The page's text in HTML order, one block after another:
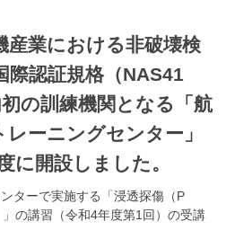
産業における非破壊検
際認証規格（NAS41
の訓練機関となる「航
ーニングセンター」
に開設しました。
ターで実施する「浸透探傷（P
の講習（令和4年度第1回）の受講